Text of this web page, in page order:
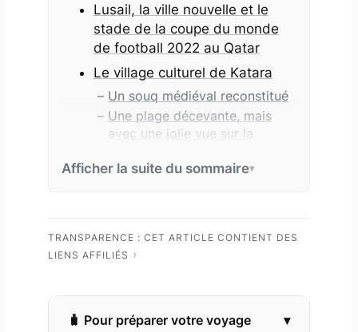
Lusail, la ville nouvelle et le
stade de la coupe du monde
de football 2022 au Qatar
Le village culturel de Katara
Un souq médiéval reconstitué
Une plage décevante, mais
avec une jolie vue sur la
La parade de la garde princière
La Corniche de Doha
Le musée d’art islamique
Afficher la suite du sommaire
TRANSPARENCE : CET ARTICLE CONTIENT DES
LIENS AFFILIÉS
Pour préparer votre voyage